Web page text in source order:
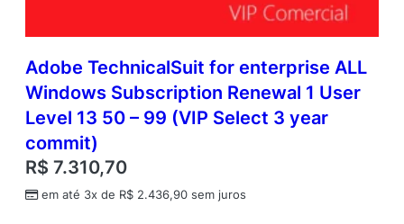
Adobe TechnicalSuit for enterprise ALL
Windows Subscription Renewal 1 User
Level 13 50 – 99 (VIP Select 3 year
commit)
R$ 7.310,70
em até 3x de R$ 2.436,90 sem juros